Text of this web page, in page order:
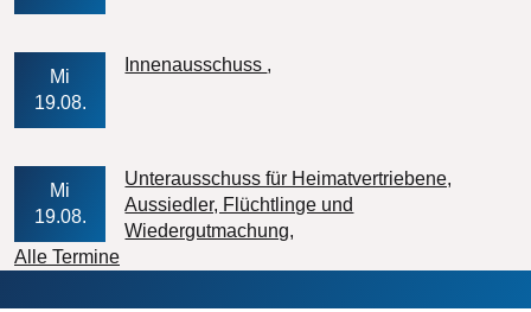
Mi
19.08.
Innenausschuss
Mi
19.08.
Unterausschuss für Heimatvertriebene,
Aussiedler, Flüchtlinge und
Wiedergutmachung
Alle Termine